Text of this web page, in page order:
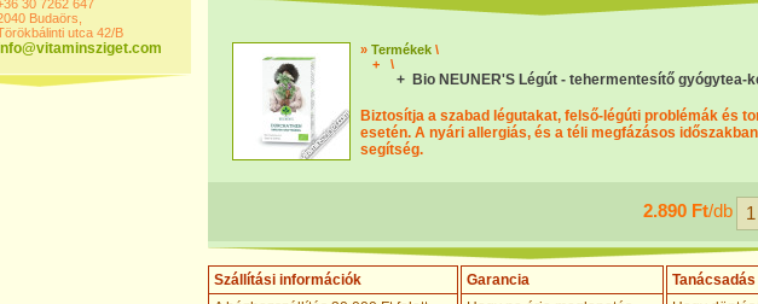
30 7262 647
Budaörs,
utca 42/B
» Termékek \
+
\
+ Bio NEUNER'S Légút - tehermentesítő gyógytea-
Biztosítja a szabad légutakat, felső-légúti problémák és
esetén. A nyári allergiás, és a téli megfázásos
segítség.
2.890 Ft/db
Szállítási információk
Garancia
Tanácsadás